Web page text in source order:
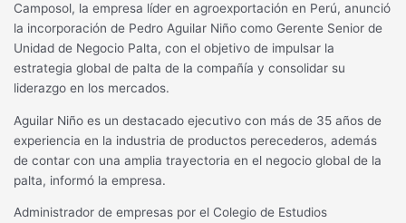
Camposol, la empresa líder en agroexportación en Perú, anunció
la incorporación de Pedro Aguilar Niño como Gerente Senior de
Unidad de Negocio Palta, con el objetivo de impulsar la
estrategia global de palta de la compañía y consolidar su
liderazgo en los mercados.
Aguilar Niño es un destacado ejecutivo con más de 35 años de
experiencia en la industria de productos perecederos, además
de contar con una amplia trayectoria en el negocio global de la
palta, informó la empresa.
Administrador de empresas por el Colegio de Estudios